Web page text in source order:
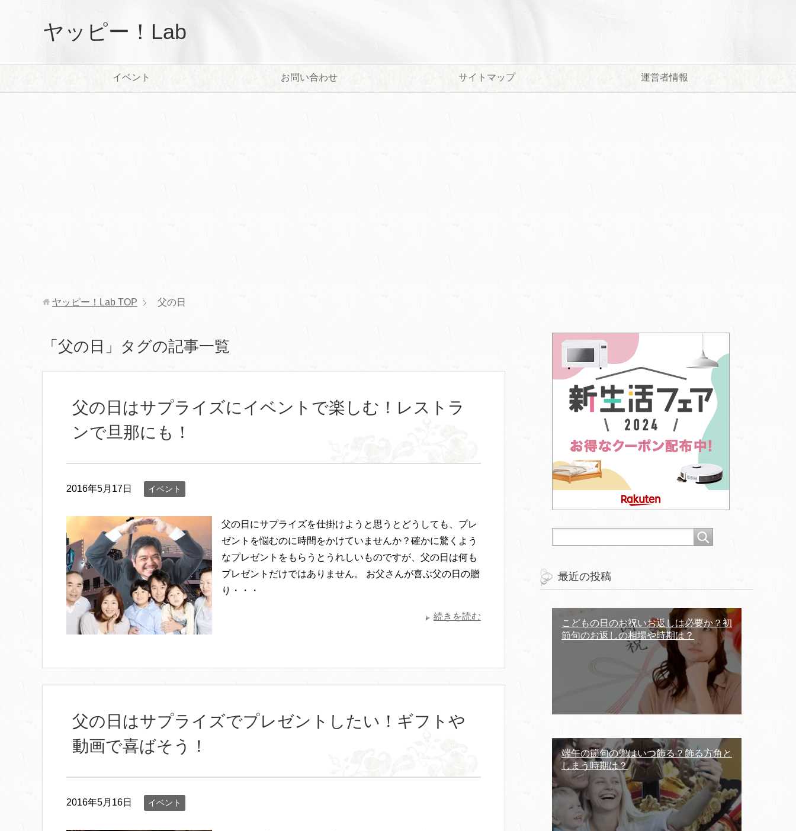
ヤッピー！Lab
イベント お問い合わせ サイトマップ 運営者情報
ヤッピー！Lab TOP 父の日
「父の日」タグの記事一覧
父の日はサプライズにイベントで楽しむ！レストラ
ンで旦那にも！
2016年5月17日 イベント
父の日にサプライズを仕掛けようと思うとどうしても、プレ
ゼントを悩むのに時間をかけていませんか？確かに驚くよう
なプレゼントをもらうとうれしいものですが、父の日は何も
プレゼントだけではありません。 お父さんが喜ぶ父の日の贈
り・・・
続きを読む
父の日はサプライズでプレゼントしたい！ギフトや
動画で喜ばそう！
2016年5月16日 イベント
最近の投稿
こどもの日のお祝いお返しは必要か？初
節句のお返しの相場や時期は？
端午の節句の兜はいつ飾る？飾る方角と
しまう時期は？